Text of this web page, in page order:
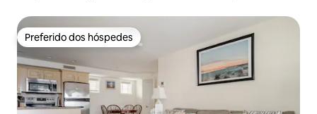
Preferido dos hóspedes
Preferido dos hóspedes